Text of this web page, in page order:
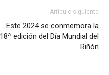
Artículo siguiente
Este 2024 se conmemora la
18ª edición del Día Mundial del
Riñón